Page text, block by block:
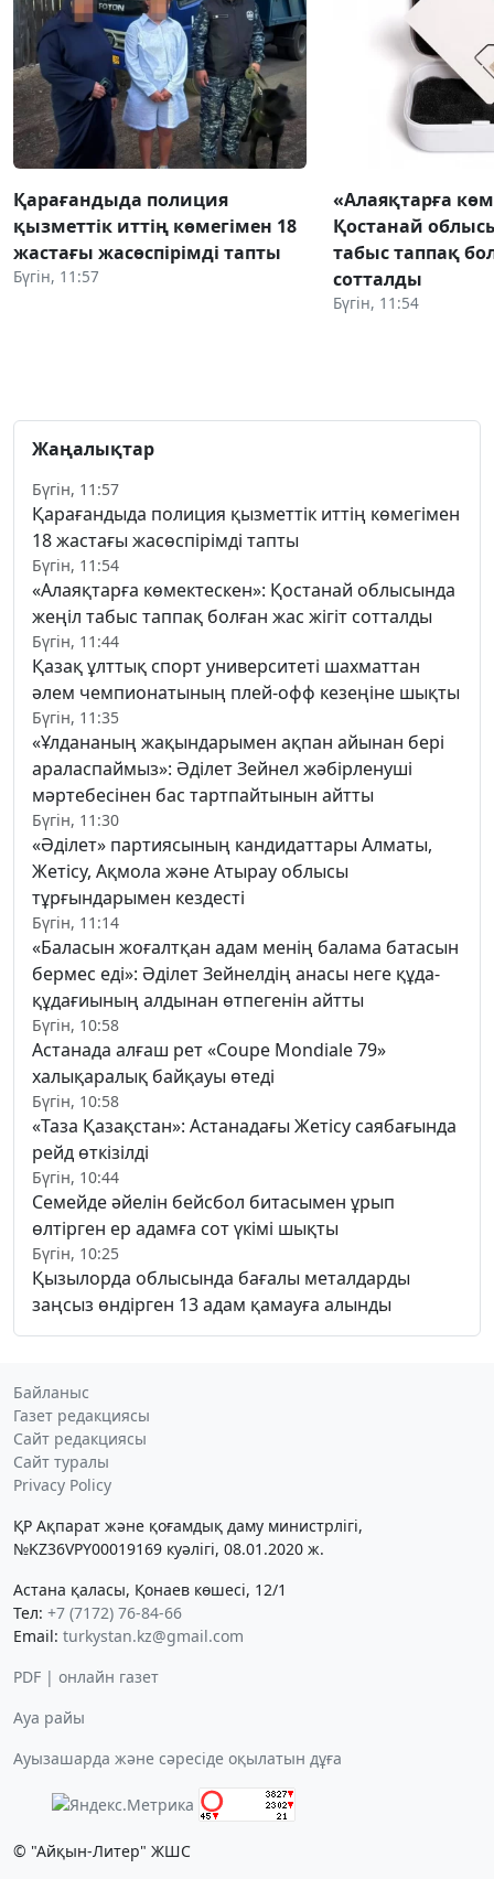
Қарағандыда полиция
қызметтік иттің көмегімен 18
жастағы жасөспірімді тапты
Бүгін, 11:57
«Алаяқтарға
Қостанай
табыс таппақ
сотталды
Бүгін, 11:54
Жаңалықтар
Бүгін, 11:57
Қарағандыда полиция қызметтік иттің көмегімен
18 жастағы жасөспірімді тапты
Бүгін, 11:54
«Алаяқтарға көмектескен»: Қостанай облысында
жеңіл табыс таппақ болған жас жігіт сотталды
Бүгін, 11:44
Қазақ ұлттық спорт университеті шахматтан
әлем чемпионатының плей-офф кезеңіне шықты
Бүгін, 11:35
«Ұлдананың жақындарымен ақпан айынан бері
араласпаймыз»: Әділет Зейнел жәбірленуші
мәртебесінен бас тартпайтынын айтты
Бүгін, 11:30
«Әділет» партиясының кандидаттары Алматы,
Жетісу, Ақмола және Атырау облысы
тұрғындарымен кездесті
Бүгін, 11:14
«Баласын жоғалтқан адам менің балама батасын
бермес еді»: Әділет Зейнелдің анасы неге құда-
құдағиының алдынан өтпегенін айтты
Бүгін, 10:58
Астанада алғаш рет «Coupe Mondiale 79»
халықаралық байқауы өтеді
Бүгін, 10:58
«Таза Қазақстан»: Астанадағы Жетісу саябағында
рейд өткізілді
Бүгін, 10:44
Семейде әйелін бейсбол битасымен ұрып
өлтірген ер адамға сот үкімі шықты
Бүгін, 10:25
Қызылорда облысында бағалы металдарды
заңсыз өндірген 13 адам қамауға алынды
Байланыс
Газет редакциясы
Сайт редакциясы
Сайт туралы
Privacy Policy
ҚР Ақпарат және қоғамдық даму министрлігі,
№KZ36VPY00019169 куәлігі, 08.01.2020 ж.
Астана қаласы, Қонаев көшесі, 12/1
Тел: +7 (7172) 76-84-66
Email: turkystan.kz@gmail.com
PDF | онлайн газет
Ауа райы
Ауызашарда және сәресіде оқылатын дұға
© "Айқын-Литер" ЖШС